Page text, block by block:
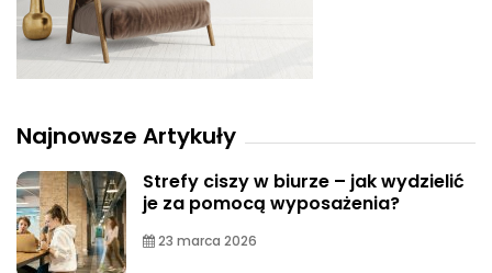
Najnowsze Artykuły
Strefy ciszy w biurze – jak wydzielić
je za pomocą wyposażenia?
23 marca 2026